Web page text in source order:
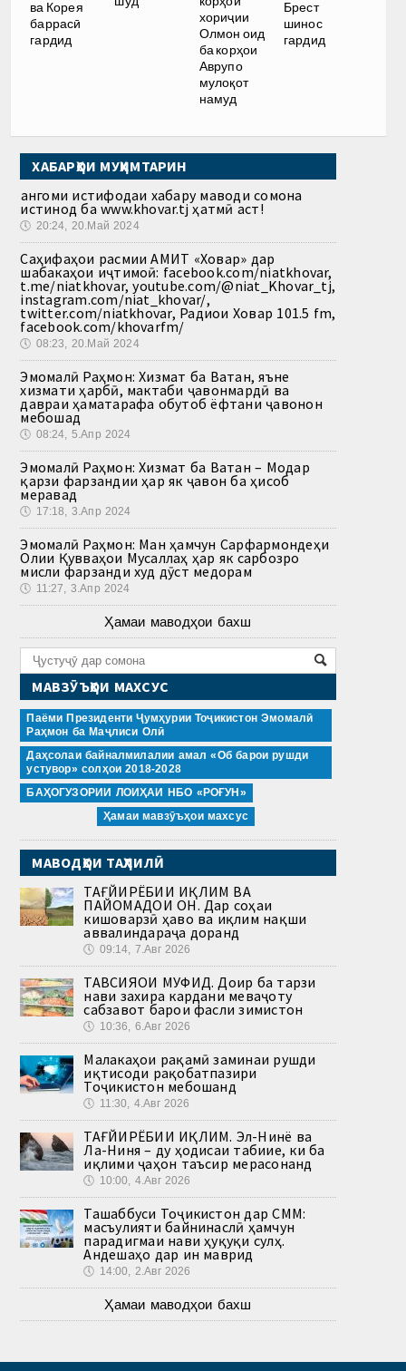
ва Корея
баррасӣ
гардид
хориҷии
Олмон оид
ба корҳои
Аврупо
мулоқот
намуд
Брест
шинос
гардид
ХАБАРҲОИ МУҲИМТАРИН
Ҳангоми истифодаи хабару маводи сомона
истинод ба www.khovar.tj ҳатмӣ аст!
🕔 20:24, 20.Май 2024
Саҳифаҳои расмии АМИТ «Ховар» дар
шабакаҳои иҷтимоӣ: facebook.com/niatkhovar,
t.me/niatkhovar, youtube.com/@niat_Khovar_tj,
instagram.com/niat_khovar/,
twitter.com/niatkhovar, Радиои Ховар 101.5 fm,
facebook.com/khovarfm/
🕔 08:23, 20.Май 2024
Эмомалӣ Раҳмон: Хизмат ба Ватан, яъне
хизмати ҳарбӣ, мактаби ҷавонмардӣ ва
давраи ҳаматарафа обутоб ёфтани ҷавонон
мебошад
🕔 08:24, 5.Апр 2024
Эмомалӣ Раҳмон: Хизмат ба Ватан – Модар
қарзи фарзандии ҳар як ҷавон ба ҳисоб
меравад
🕔 17:18, 3.Апр 2024
Эмомалӣ Раҳмон: Ман ҳамчун Сарфармондеҳи
Олии Қувваҳои Мусаллаҳ ҳар як сарбозро
мисли фарзанди худ дӯст медорам
🕔 11:27, 3.Апр 2024
Ҳамаи маводҳои бахш
МАВЗӮЪҲОИ МАХСУС
Паёми Президенти Ҷумҳурии Тоҷикистон Эмомалӣ
Раҳмон ба Маҷлиси Олӣ
Даҳсолаи байналмилалии амал «Об барои рушди
устувор» солҳои 2018-2028
БАҲОГУЗОРИИ ЛОИҲАИ НБО «РОҒУН»
Ҳамаи мавзӯъҳои махсус
МАВОДҲОИ ТАҲЛИЛӢ
ТАҒЙИРЁБИИ ИҚЛИМ ВА
ПАЙОМАДҲОИ ОН. Дар соҳаи
кишоварзӣ ҳаво ва иқлим нақши
аввалиндараҷа доранд
🕔 09:14, 7.Авг 2026
ТАВСИЯҲОИ МУФИД. Доир ба тарзи
нави захира кардани меваҷоту
сабзавот барои фасли зимистон
🕔 10:36, 6.Авг 2026
Малакаҳои рақамӣ заминаи рушди
иқтисоди рақобатпазири
Тоҷикистон мебошанд
🕔 11:30, 4.Авг 2026
ТАҒЙИРЁБИИ ИҚЛИМ. Эл-Нинё ва
Ла-Ниня – ду ҳодисаи табиие, ки ба
иқлими ҷаҳон таъсир мерасонанд
🕔 10:00, 4.Авг 2026
Ташаббуси Тоҷикистон дар СММ:
масъулияти байнинаслӣ ҳамчун
парадигмаи нави ҳуқуқи сулҳ.
Андешаҳо дар ин маврид
🕔 14:00, 2.Авг 2026
Ҳамаи маводҳои бахш